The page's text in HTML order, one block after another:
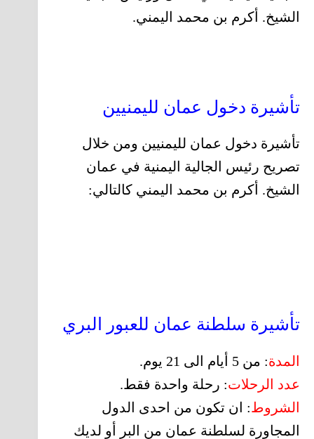
الشيخ. أكرم بن محمد اليمني.
تأشيرة دخول عمان لليمنيين
تأشيرة دخول عمان لليمنيين ومن خلال
تصريح رئيس الجالية اليمنية في عمان
الشيخ. أكرم بن محمد اليمني كالتالي:
تأشيرة سلطنة عمان للعبور البري
المدة: من 5 أيام الى 21 يوم.
عدد الرحلات: رحلة واحدة فقط.
الشروط: ان تكون من احدى الدول
المجاورة لسلطنة عمان من البر أو لديك